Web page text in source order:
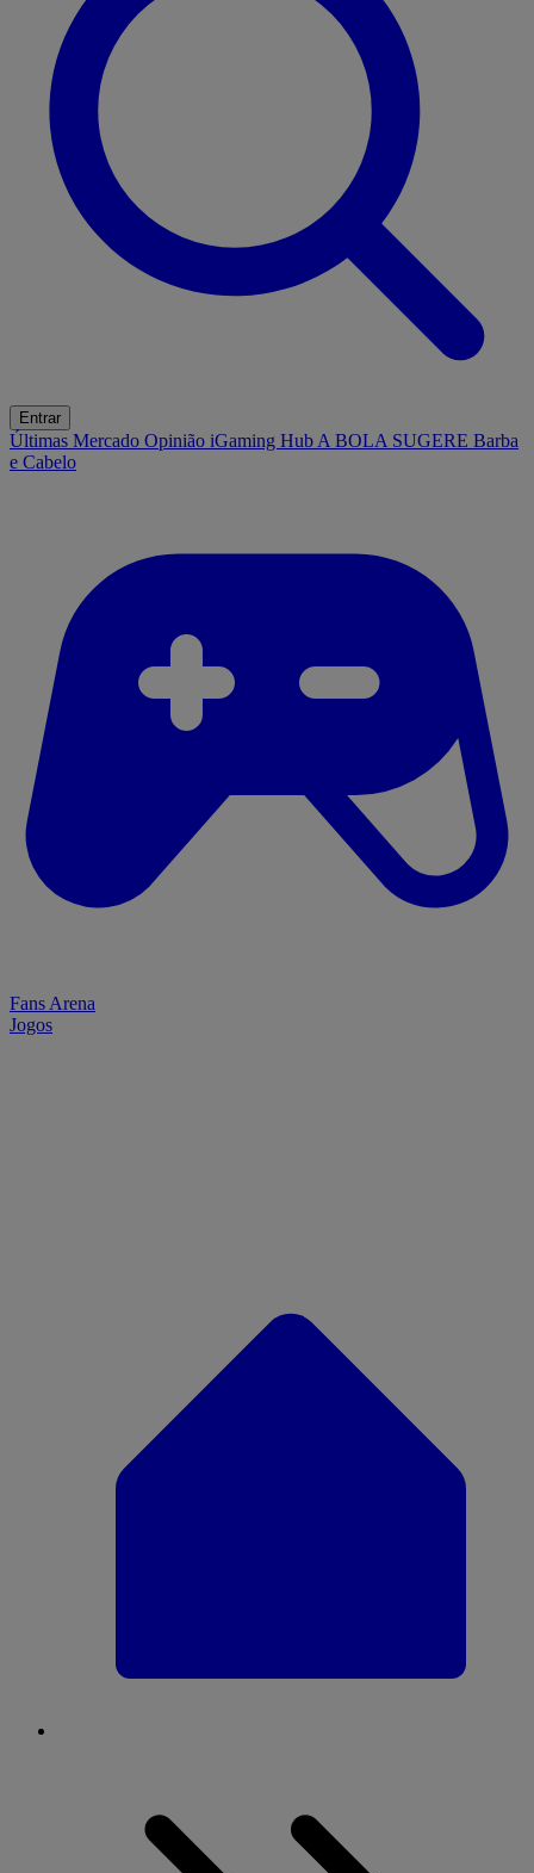
Entrar
Últimas Mercado Opinião iGaming Hub A BOLA SUGERE Barba
e Cabelo
Fans Arena
Jogos